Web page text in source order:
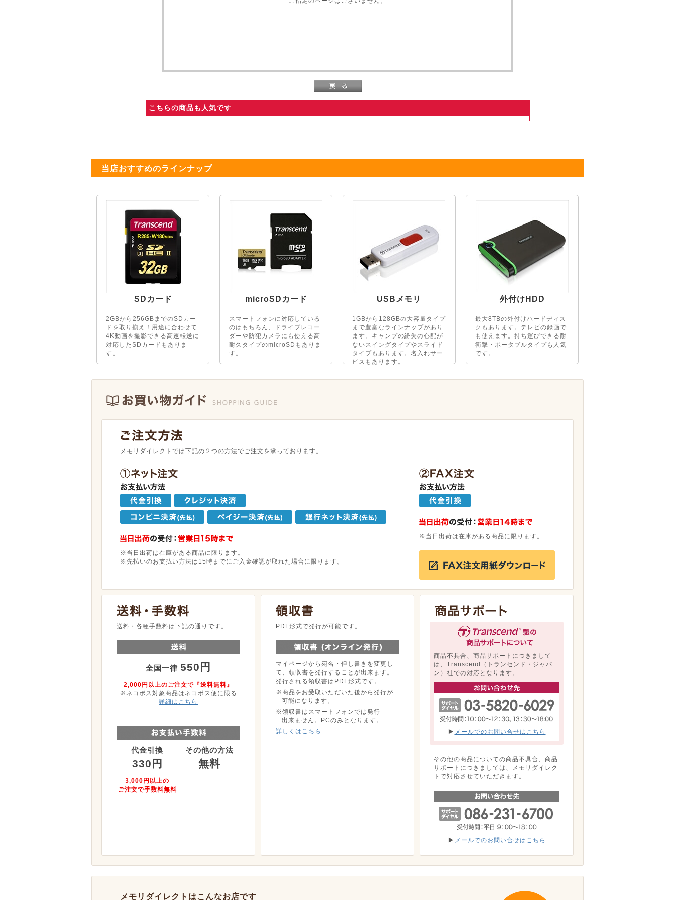
こちらの商品も人気です
当店おすすめのラインナップ
SDカード
2GBから256GBまでのSDカー
ドを取り揃え！用途に合わせて
4K動画を撮影できる高速転送に
対応したSDカードもありま
す。
microSDカード
スマートフォンに対応している
のはもちろん、ドライブレコー
ダーや防犯カメラにも使える高
耐久タイプのmicroSDもありま
す。
USBメモリ
1GBから128GBの大容量タイプ
まで豊富なラインナップがあり
ます。キャンプの紛失の心配が
ないスイングタイプやスライド
タイプもあります。名入れサー
ビスもあります。
外付けHDD
最大8TBの外付けハードディス
クもあります。テレビの録画で
も使えます。持ち運びできる耐
衝撃・ポータブルタイプも人気
です。
メモリダイレクトでは下記の２つの方法でご注文を承っております。
※当日出荷は在庫がある商品に限ります。
※先払いのお支払い方法は15時までにご入金確認が取れた場合に限ります。
※当日出荷は在庫がある商品に限ります。
送料・各種手数料は下記の通りです。
全国一律 550円
2,000円以上のご注文で『送料無料』
※ネコポス対象商品はネコポス便に限る
詳細はこちら
代金引換
330円
3,000円以上の
ご注文で手数料無料
その他の方法
無料
PDF形式で発行が可能です。
マイページから宛名・但し書きを変更し
て、領収書を発行することが出来ます。
発行される領収書はPDF形式です。
※商品をお受取いただいた後から発行が
可能になります。
※領収書はスマートフォンでは発行
出来ません。PCのみとなります。
詳しくはこちら
商品不具合、商品サポートにつきまして
は、Transcend（トランセンド・ジャパ
ン）社での対応となります。
▶ メールでのお問い合せはこちら
その他の商品についての商品不具合、商品
サポートにつきましては、メモリダイレク
トで対応させていただきます。
▶ メールでのお問い合せはこちら
メモリダイレクトはこんなお店です